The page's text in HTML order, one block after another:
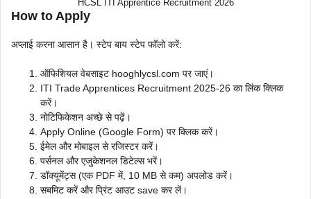
HCSL ITI Apprentice Recruitment 2026
How to Apply
अप्लाई करना आसान है। स्टेप बाय स्टेप फॉलो करें:
ऑफिशियल वेबसाइट hooghlycsl.com पर जाएं।
ITI Trade Apprentices Recruitment 2025-26 का लिंक क्लिक
करें।
नोटिफिकेशन अच्छे से पढ़ें।
Apply Online (Google Form) पर क्लिक करें।
ईमेल और मोबाइल से रजिस्टर करें।
पर्सनल और एजुकेशनल डिटेल्स भरें।
डॉक्यूमेंट्स (एक PDF में, 10 MB से कम) अपलोड करें।
सबमिट करें और प्रिंट आउट save कर लें।